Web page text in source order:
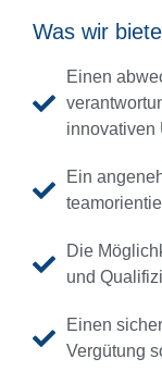
Was wir
Einen
innovativen
Ein
Die
und
Einen
Vergütung